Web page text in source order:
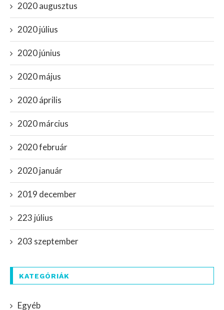
2020 augusztus
2020 július
2020 június
2020 május
2020 április
2020 március
2020 február
2020 január
2019 december
223 július
203 szeptember
KATEGÓRIÁK
Egyéb